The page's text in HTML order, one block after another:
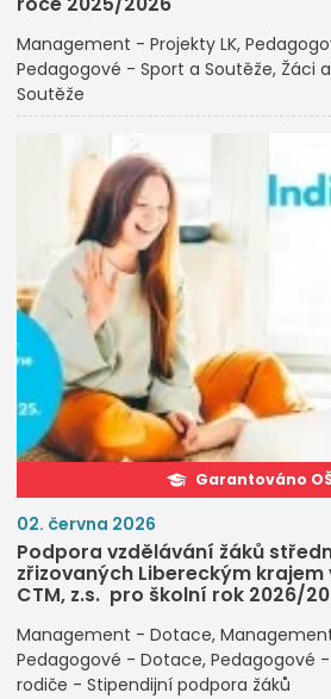
Management - Projekty LK
Pedagogové - Sport a Soutěže Žáci
Soutěže
Garantováno
02. června 2026
Podpora vzdělávání žáků
zřizovaných Libereckým
CTM, z.s. pro školní rok 2026/
Management - Dotace
Pedagogové - Dotace Pedagogové -
rodiče - Stipendijní podpora žáků